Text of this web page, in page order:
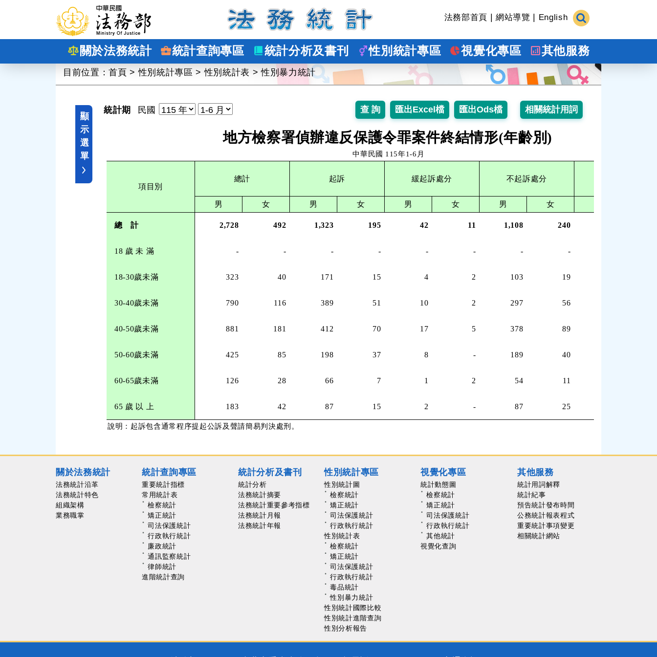
跳到主要內容
法務部首頁 網站導覽 English
關於法務統計 統計查詢專區 統計分析及書刊 性別統計專區 視覺化專區 其他服務
目前位置：首頁 >性別統計專區 >性別統計表 >性別暴力統計
顯
示
選
單
統計期 民國
地方檢察署偵辦違反保護令罪案件終結情形(年齡別)
中華民國 115年1-6月
項目別
總計 起訴 緩起訴處分 不起訴處分
男 女 男 女 男 女 男 女
總 計 2,728 492 1,323 195 42 11 1,108 240
18 歲 未 滿 - - - - - - - -
18-30歲未滿 323 40 171 15 4 2 103 19
30-40歲未滿 790 116 389 51 10 2 297 56
40-50歲未滿 881 181 412 70 17 5 378 89
50-60歲未滿 425 85 198 37 8 - 189 40
60-65歲未滿 126 28 66 7 1 2 54 11
65 歲 以 上 183 42 87 15 2 - 87 25
說明：起訴包含通常程序提起公訴及聲請簡易判決處刑。
關於法務統計
法務統計沿革
法務統計特色
組織架構
業務職掌
統計查詢專區
重要統計指標
常用統計表
檢察統計
矯正統計
司法保護統計
行政執行統計
廉政統計
通訊監察統計
律師統計
進階統計查詢
統計分析及書刊
統計分析
法務統計摘要
法務統計重要參考指標
法務統計月報
法務統計年報
性別統計專區
性別統計圖
檢察統計
矯正統計
司法保護統計
行政執行統計
性別統計表
檢察統計
矯正統計
司法保護統計
行政執行統計
毒品統計
性別暴力統計
性別統計國際比較
性別統計進階查詢
性別分析報告
視覺化專區
統計動態圖
檢察統計
矯正統計
司法保護統計
行政執行統計
其他統計
視覺化查詢
其他服務
統計用詞解釋
統計紀事
預告統計發布時間
公務統計報表程式
重要統計事項變更
相關統計網站